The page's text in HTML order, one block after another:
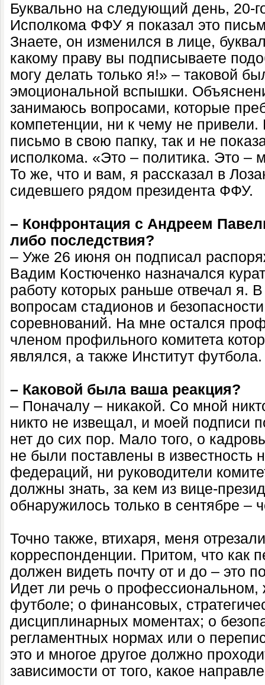
Буквально на следующий день, 20-
Исполкома ФФУ я показал это
Знаете, он изменился в лице,
какому праву вы подписываете
могу делать только я!» – таковой
эмоциональной вспышки.
занимаюсь вопросами, которые
компетенции, ни к чему не
письмо в свою папку, так и не
исполкома. «Это – политика. Это –
То же, что и вам, я рассказал в
сидевшего рядом президента ФФУ.
– Конфронтация с Андреем
либо последствия?
– Уже 26 июня он подписал
Вадим Костюченко назначался
работу которых раньше отвечал я.
вопросам стадионов и
соревнований. На мне остался
членом профильного комитета
являлся, а также Институт футбола.
– Каковой была ваша реакция?
– Поначалу – никакой. Со мной
никто не извещал, и моей подписи
нет до сих пор. Мало того, о
не были поставлены в известность
федераций, ни руководители
должны знать, за кем из вице-
обнаружилось только в сентябре –
Точно также, втихаря, меня
корреспонденции. Притом, что как
должен видеть почту от и до – это
Идет ли речь о
футболе; о финансовых,
дисциплинарных моментах; о
регламентных нормах или о
это и многое другое должно
зависимости от того, какое